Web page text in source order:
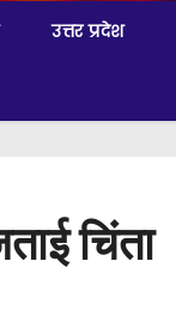
उत्तर प्रदेश
चिंता